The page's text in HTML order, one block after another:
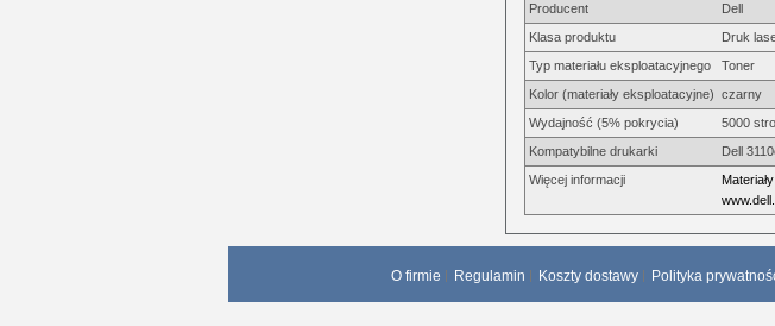
Producent
Dell
Klasa produktu
Druk
Typ materiału eksploatacyjnego
Toner
Kolor (materiały eksploatacyjne) czarny
Wydajność (5% pokrycia)
5000
Kompatybilne drukarki
Dell
Więcej informacji
O firmie Regulamin Koszty dostawy Polityka